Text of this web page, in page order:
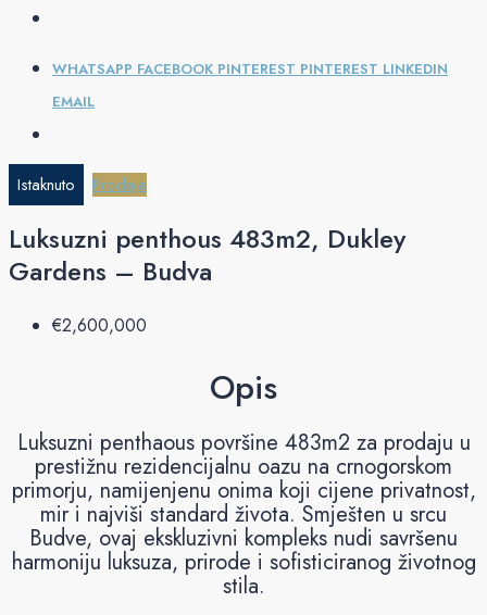
WHATSAPP FACEBOOK PINTEREST PINTEREST LINKEDIN
EMAIL
Istaknuto Prodaja
Luksuzni penthous 483m2, Dukley
Gardens – Budva
€‎2,600,000
Opis
Luksuzni penthaous površine 483m2 za prodaju u
prestižnu rezidencijalnu oazu na crnogorskom
primorju, namijenjenu onima koji cijene privatnost,
mir i najviši standard života. Smješten u srcu
Budve, ovaj ekskluzivni kompleks nudi savršenu
harmoniju luksuza, prirode i sofisticiranog životnog
stila.